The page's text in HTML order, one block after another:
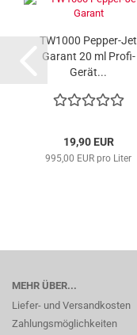
TW1000 Pepper-Jet
Garant 20 ml Profi-
Gerät...
19,90 EUR
995,00 EUR pro Liter
MEHR ÜBER...
Liefer- und Versandkosten
Zahlungsmöglichkeiten